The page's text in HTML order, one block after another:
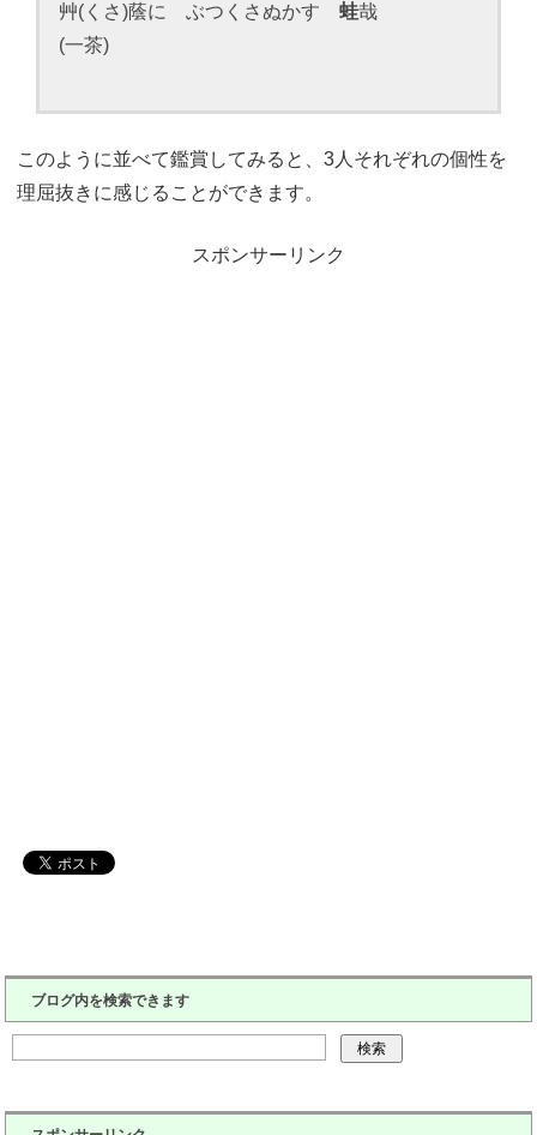
艸(くさ)蔭に ぶつくさぬかす蛙哉
(一茶)
このように並べて鑑賞してみると、3人それぞれの個性を
理屈抜きに感じることができます。
スポンサーリンク
ブログ内を検索できます